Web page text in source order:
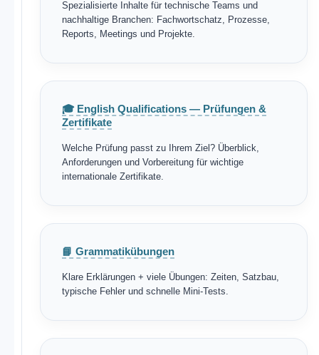
Spezialisierte Inhalte für technische Teams und
nachhaltige Branchen: Fachwortschatz, Prozesse,
Reports, Meetings und Projekte.
🎓 English Qualifications — Prüfungen &
Zertifikate
Welche Prüfung passt zu Ihrem Ziel? Überblick,
Anforderungen und Vorbereitung für wichtige
internationale Zertifikate.
📘 Grammatikübungen
Klare Erklärungen + viele Übungen: Zeiten, Satzbau,
typische Fehler und schnelle Mini-Tests.